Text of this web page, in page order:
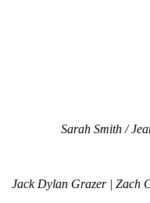
Sarah Smith /
Jack Dylan Grazer | Zach